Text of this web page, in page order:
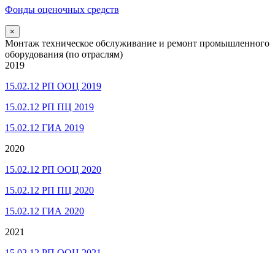
Фонды оценочных средств
×
Монтаж техническое обслуживание и ремонт промышленного
оборудования (по отраслям)
2019
15.02.12 РП ООЦ 2019
15.02.12 РП ПЦ 2019
15.02.12 ГИА 2019
2020
15.02.12 РП ООЦ 2020
15.02.12 РП ПЦ 2020
15.02.12 ГИА 2020
2021